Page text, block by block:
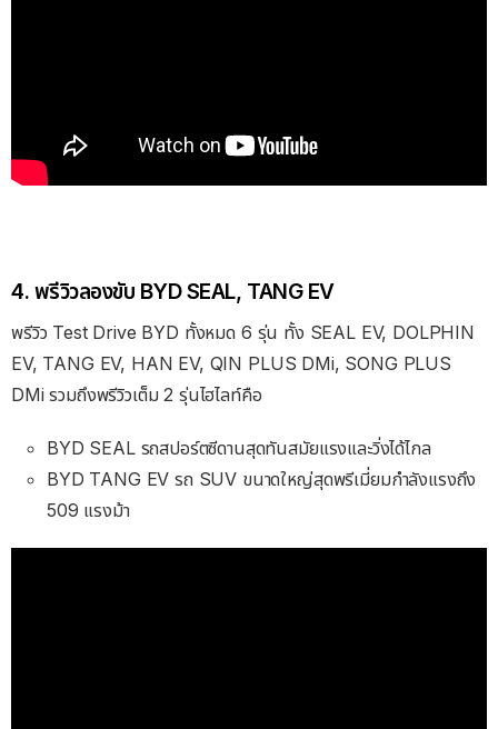
4. พรีวิวลองขับ BYD SEAL, TANG EV
พรีวิว Test Drive BYD ทั้งหมด 6 รุ่น ทั้ง SEAL EV, DOLPHIN
EV, TANG EV, HAN EV, QIN PLUS DMi, SONG PLUS
DMi รวมถึงพรีวิวเต็ม 2 รุ่นไฮไลท์คือ
BYD SEAL รถสปอร์ตซีดานสุดทันสมัยแรงและวิ่งได้ไกล
BYD TANG EV รถ SUV ขนาดใหญ่สุดพรีเมี่ยมกำลังแรงถึง
509 แรงม้า